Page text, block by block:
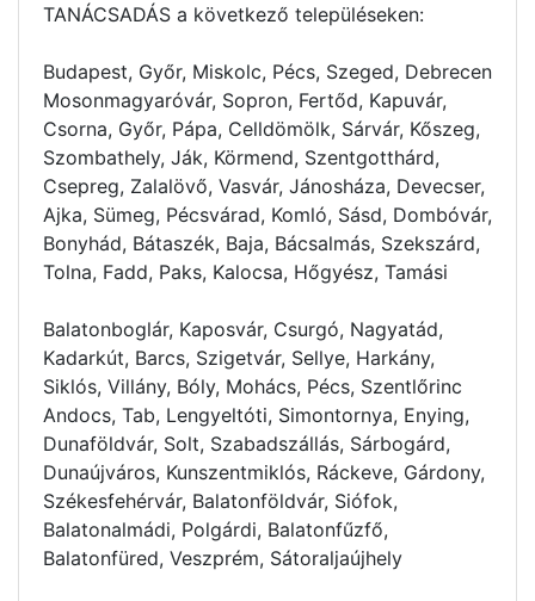
TANÁCSADÁS a következő településeken:
Budapest, Győr, Miskolc, Pécs, Szeged, Debrecen
Mosonmagyaróvár, Sopron, Fertőd, Kapuvár,
Csorna, Győr, Pápa, Celldömölk, Sárvár, Kőszeg,
Szombathely, Ják, Körmend, Szentgotthárd,
Csepreg, Zalalövő, Vasvár, Jánosháza, Devecser,
Ajka, Sümeg, Pécsvárad, Komló, Sásd, Dombóvár,
Bonyhád, Bátaszék, Baja, Bácsalmás, Szekszárd,
Tolna, Fadd, Paks, Kalocsa, Hőgyész, Tamási
Balatonboglár, Kaposvár, Csurgó, Nagyatád,
Kadarkút, Barcs, Szigetvár, Sellye, Harkány,
Siklós, Villány, Bóly, Mohács, Pécs, Szentlőrinc
Andocs, Tab, Lengyeltóti, Simontornya, Enying,
Dunaföldvár, Solt, Szabadszállás, Sárbogárd,
Dunaújváros, Kunszentmiklós, Ráckeve, Gárdony,
Székesfehérvár, Balatonföldvár, Siófok,
Balatonalmádi, Polgárdi, Balatonfűzfő,
Balatonfüred, Veszprém, Sátoraljaújhely